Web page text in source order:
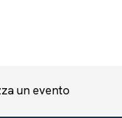
un evento